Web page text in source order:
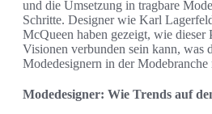
und die Umsetzung in tragbare
Schritte. Designer wie Karl
McQueen haben gezeigt, wie dieser
Visionen verbunden sein kann, was
Modedesignern in der Modebranche
Modedesigner: Wie Trends auf